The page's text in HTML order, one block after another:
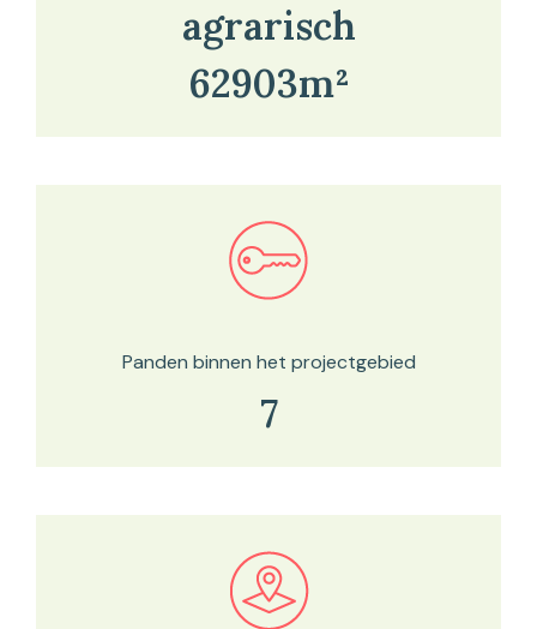
agrarisch
62903m²
Bekijk in onze kaartviewer
Panden binnen het projectgebied
7
Bekijk in onze kaartviewer